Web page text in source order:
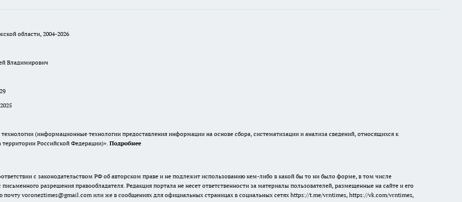
области, 2004-2026
Владимирович
(информационные технологии предоставления информации на основе сбора, систематизации и анализа сведений, относящихся к
Российской Федерации)». Подробнее
с законодательством РФ об авторском праве и не подлежит использованию кем-либо в какой бы то ни было форме, в том числе
разрешения правообладателя. Редакция портала не несет ответственности за материалы пользователей, размещенные на сайте и его
voroneztimes@gmail.com или же в сообщениях для официальных страницах в социальных сетях https://t.me/vrntimes, https://vk.com/vrntimes,